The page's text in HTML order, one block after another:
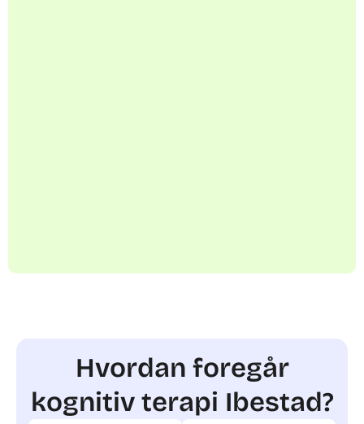
Hvordan foregår
kognitiv terapi Ibestad?